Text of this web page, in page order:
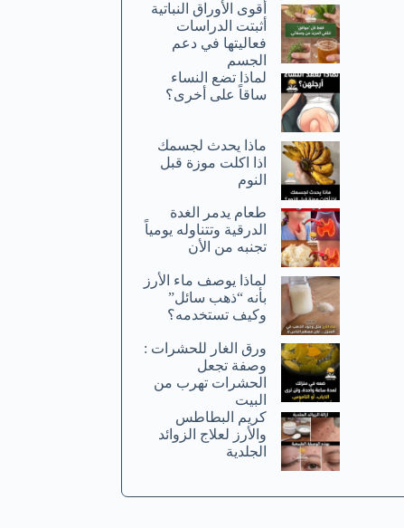
أقوى الأوراق النباتية
أثبتت الدراسات
فعاليتها في دعم
الجسم
لماذا تضع النساء
ساقاً على أخرى؟
ماذا يحدث لجسمك
اذا اكلت موزة قبل
النوم
طعام يدمر الغدة
الدرقية وتتناوله يومياً
تجنبه من الأن
لماذا يوصف ماء الأرز
بأنه “ذهب سائل”
وكيف تستخدمه؟
ورق الغار للحشرات :
وصفة تجعل
الحشرات تهرب من
البيت
كريم البطاطس
والأرز لعلاج الزوائد
الجلدية